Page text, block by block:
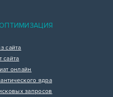
сайта
сайта
онлайн
ядра
запросов